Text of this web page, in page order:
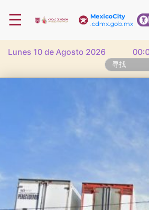
MexicoCity
.cdmx.gob.mx
☰
Lunes 10 de Agosto 2026